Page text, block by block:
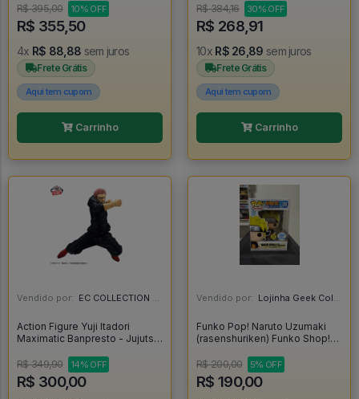
R$ 395,00 10% OFF
R$ 355,50
4x R$ 88,88 sem juros
Frete Grátis
Aqui tem cupom
Carrinho
R$ 384,16
30% OFF
R$ 268,91
10x R$ 26,89 sem juros
Frete Grátis
Aqui tem cupom
Carrinho
Vendido por: EC COLLECTION - SP
Action Figure Yuji Itadori
Maximatic Banpresto - Jujutsu
R$ 349,90
14% OFF
R$ 300,00
Vendido por: Lojinha Geek Colecionáveis - DF
Funko Pop! Naruto Uzumaki
(rasenshuriken) Funko Shop!
#1318
R$ 200,00 5% OFF
R$ 190,00